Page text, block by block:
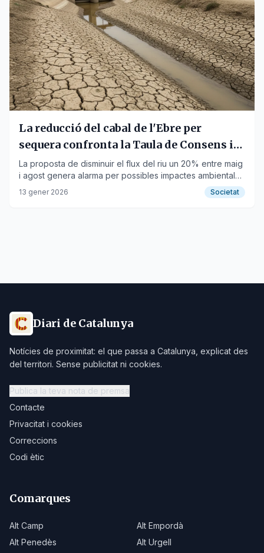
La reducció del cabal de l'Ebre per
sequera confronta la Taula de Consens i
la PDE
La proposta de disminuir el flux del riu un 20% entre maig
i agost genera alarma per possibles impactes ambientals i
econòmics al Delta.
13 gener 2026 Societat
Diari de Catalunya
Notícies de proximitat: el que passa a Catalunya, explicat des
del territori. Sense publicitat ni cookies.
Publica la teva nota de premsa
Contacte
Privacitat i cookies
Correccions
Codi ètic
Comarques
Alt Camp
Alt Empordà
Alt Penedès
Alt Urgell